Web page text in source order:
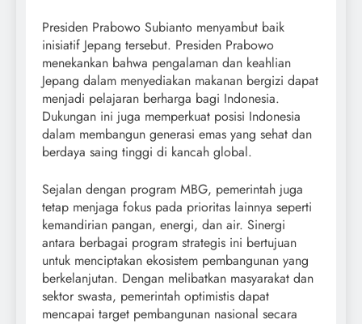
Presiden Prabowo Subianto menyambut baik
inisiatif Jepang tersebut. Presiden Prabowo
menekankan bahwa pengalaman dan keahlian
Jepang dalam menyediakan makanan bergizi dapat
menjadi pelajaran berharga bagi Indonesia.
Dukungan ini juga memperkuat posisi Indonesia
dalam membangun generasi emas yang sehat dan
berdaya saing tinggi di kancah global.
Sejalan dengan program MBG, pemerintah juga
tetap menjaga fokus pada prioritas lainnya seperti
kemandirian pangan, energi, dan air. Sinergi
antara berbagai program strategis ini bertujuan
untuk menciptakan ekosistem pembangunan yang
berkelanjutan. Dengan melibatkan masyarakat dan
sektor swasta, pemerintah optimistis dapat
mencapai target pembangunan nasional secara